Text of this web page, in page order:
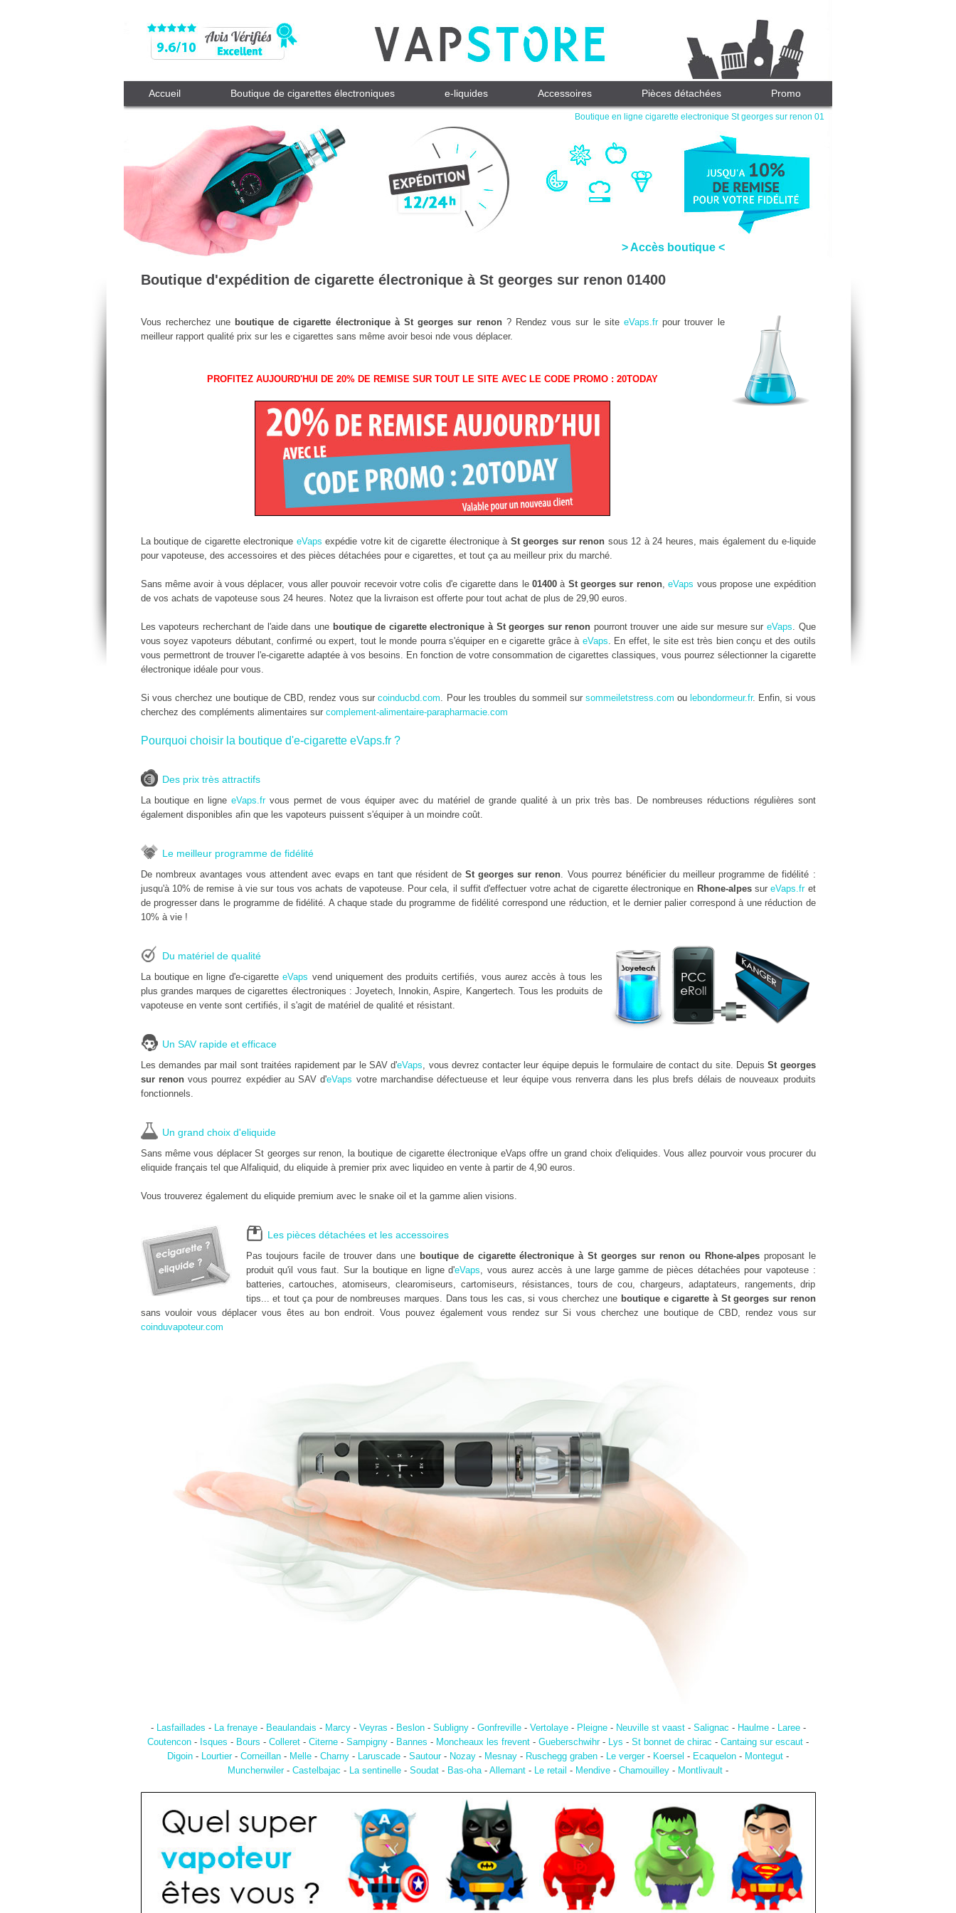
Boutique en ligne cigarette electronique St georges sur renon 01
Accueil Boutique de cigarettes électroniques e-liquides Accessoires Pièces détachées Promo
> Accès boutique <
Boutique d'expédition de cigarette électronique à St georges sur renon 01400
Vous recherchez une boutique de cigarette électronique à St georges sur renon? Rendez vous sur le site eVaps.frpour trouver le
meilleur rapport qualité prix sur les e cigarettes sans même avoir besoi nde vous déplacer.
PROFITEZ AUJOURD'HUI DE 20% DE REMISE SUR TOUT LE SITE AVEC LE CODE PROMO : 20TODAY
La boutique de cigarette electronique eVaps expédie votre kit de cigarette électronique à St georges sur renon sous 12 à 24 heures, mais également du e-liquide
pour vapoteuse, des accessoires et des pièces détachées pour e cigarettes, et tout ça au meilleur prix du marché.
Sans même avoir à vous déplacer, vous aller pouvoir recevoir votre colis d'e cigarette dans le01400 à St georges sur renon,eVaps vous propose une expédition
de vos achats de vapoteuse sous 24 heures. Notez que la livraison est offerte pour tout achat de plus de 29,90 euros.
Les vapoteurs recherchant de l'aide dans une boutique de cigarette electronique à St georges sur renon pourront trouver une aide sur mesure sur eVaps. Que
vous soyez vapoteurs débutant, confirmé ou expert, tout le monde pourra s'équiper en e cigarette grâce à eVaps. En effet, le site est très bien conçu et des outils
vous permettront de trouver l'e-cigarette adaptée à vos besoins. En fonction de votre consommation de cigarettes classiques, vous pourrez sélectionner la cigarette
électronique idéale pour vous.
Si vous cherchez une boutique de CBD, rendez vous surcoinducbd.com. Pour les troubles du sommeil sursommeiletstress.com ou lebondormeur.fr. Enfin, si vous
cherchez des compléments alimentaires sur complement-alimentaire-parapharmacie.com
Pourquoi choisir la boutique d'e-cigarette eVaps.fr ?
Des prix très attractifs
La boutique en ligneeVaps.frvous permet de vous équiper avec du matériel de grande qualité à un prix très bas. De nombreuses réductions régulières sont
également disponibles afin que les vapoteurs puissent s'équiper à un moindre coût.
Le meilleur programme de fidélité
De nombreux avantages vous attendent avec evaps en tant que résident de St georges sur renon. Vous pourrez bénéficier du meilleur programme de fidélité :
jusqu'à 10% de remise à vie sur tous vos achats de vapoteuse. Pour cela, il suffit d'effectuer votre achat de cigarette électronique en Rhone-alpessureVaps.fret
de progresser dans le programme de fidélité. A chaque stade du programme de fidélité correspond une réduction, et le dernier palier correspond à une réduction de
10% à vie !
Du matériel de qualité
La boutique en ligne d'e-cigaretteeVaps vend uniquement des produits certifiés, vous aurez accès à tous les
plus grandes marques de cigarettes électroniques : Joyetech, Innokin, Aspire, Kangertech. Tous les produits de
vapoteuse en vente sont certifiés, il s'agit de matériel de qualité et résistant.
Un SAV rapide et efficace
Les demandes par mail sont traitées rapidement par le SAV d'eVaps, vous devrez contacter leur équipe depuis le formulaire de contact du site. DepuisSt georges
sur renonvous pourrez expédier au SAV d'eVaps votre marchandise défectueuse et leur équipe vous renverra dans les plus brefs délais de nouveaux produits
fonctionnels.
Un grand choix d'eliquide
Sans même vous déplacer St georges sur renon, la boutique de cigarette électronique eVaps offre un grand choix d'eliquides. Vous allez pourvoir vous procurer du
eliquide français tel que Alfaliquid, du eliquide à premier prix avec liquideo en vente à partir de 4,90 euros.
Vous trouverez également du eliquide premium avec le snake oil et la gamme alien visions.
Les pièces détachées et les accessoires
Pas toujours facile de trouver dans une boutique de cigarette électronique à St georges sur renon ou Rhone-alpesproposant le
produit qu'il vous faut. Sur la boutique en ligne d'eVaps, vous aurez accès à une large gamme de pièces détachées pour vapoteuse :
batteries, cartouches, atomiseurs, clearomiseurs, cartomiseurs, résistances, tours de cou, chargeurs, adaptateurs, rangements, drip
tips... et tout ça pour de nombreuses marques. Dans tous les cas, si vous cherchez une boutique e cigarette à St georges sur renon
sans vouloir vous déplacer vous êtes au bon endroit. Vous pouvez également vous rendez sur Si vous cherchez une boutique de CBD, rendez vous sur
coinduvapoteur.com
- Lasfaillades - La frenaye- Beaulandais - Marcy- Veyras - Beslon- Subligny- Gonfreville- Vertolaye- Pleigne- Neuville st vaast- Salignac - Haulme- Laree-
Coutencon - Isques - Bours - Colleret - Citerne - Sampigny - Bannes - Moncheaux les frevent - Gueberschwihr- Lys - St bonnet de chirac - Cantaing sur escaut -
Digoin - Lourtier- Corneillan - Melle - Charny - Laruscade - Sautour- Nozay - Mesnay - Ruschegg graben - Le verger- Koersel - Ecaquelon - Montegut -
Munchenwiler- Castelbajac - La sentinelle - Soudat - Bas-oha- Allemant - Le retail - Mendive - Chamouilley - Montlivault -